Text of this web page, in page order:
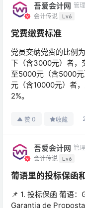
吾爱会计网 管
会计传说 Lv6
党费缴费标准
党员交纳党费的比例
下（含3000元）者，
至5000元（含5000
元（含10000元）者
2%。
赞 0 收藏
吾爱会计网 管
会计传说 Lv6
葡语里的投标保函
📌 1. 投标保函 葡语
Garantia de